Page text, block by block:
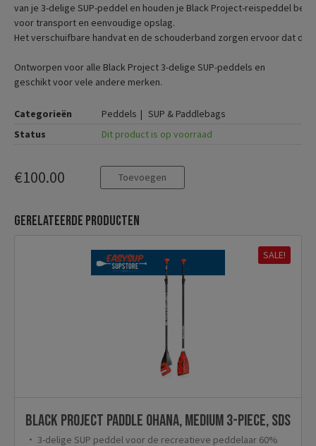
van je 3-delige SUP-peddel en houden je Black Project-reispeddel
voor transport en eenvoudige opslag.
Het verschuifbare handvat en de schouderband zorgen ervoor dat de
Ontworpen voor alle Black Project 3-delige SUP-peddels en
Categorieën Peddels
SUP & Paddlebags
Status
Dit product is op voorraad
€100.00 Toevoegen
Gerelateerde producten
SALE!
Black Project paddle OHANA, Medium 3-Piece, SDS
3-delige SUP peddel voor de recreatieve peddelaar 60%